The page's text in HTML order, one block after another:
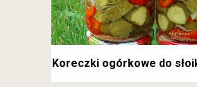
Koreczki ogórkowe do